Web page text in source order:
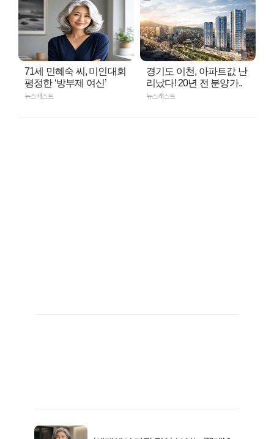
71세 민혜숙 씨, 미인대회
평정한 ‘방부제 여신’
뉴스캐스트
경기도 이천, 아파트값 난
리났다! 20년 전 분양가..
뉴스캐스트